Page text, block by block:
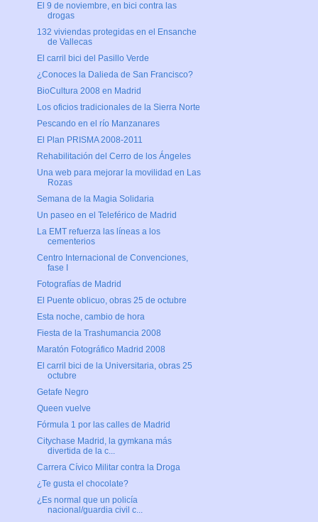
El 9 de noviembre, en bici contra las
drogas
132 viviendas protegidas en el Ensanche
de Vallecas
El carril bici del Pasillo Verde
¿Conoces la Dalieda de San Francisco?
BioCultura 2008 en Madrid
Los oficios tradicionales de la Sierra Norte
Pescando en el río Manzanares
El Plan PRISMA 2008-2011
Rehabilitación del Cerro de los Ángeles
Una web para mejorar la movilidad en Las
Rozas
Semana de la Magia Solidaria
Un paseo en el Teleférico de Madrid
La EMT refuerza las líneas a los
cementerios
Centro Internacional de Convenciones,
fase I
Fotografías de Madrid
El Puente oblicuo, obras 25 de octubre
Esta noche, cambio de hora
Fiesta de la Trashumancia 2008
Maratón Fotográfico Madrid 2008
El carril bici de la Universitaria, obras 25
octubre
Getafe Negro
Queen vuelve
Fórmula 1 por las calles de Madrid
Citychase Madrid, la gymkana más
divertida de la c...
Carrera Cívico Militar contra la Droga
¿Te gusta el chocolate?
¿Es normal que un policía
nacional/guardia civil c...